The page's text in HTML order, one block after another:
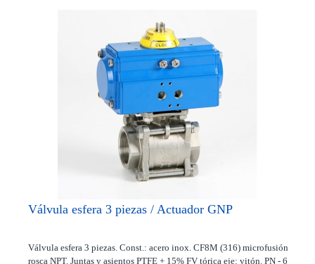
Válvula esfera 3 piezas / Actuador GNP
Válvula esfera 3 piezas. Const.: acero inox. CF8M (316) microfusión
rosca NPT. Juntas y asientos PTFE + 15% FV tórica eje: vitón. PN - 6